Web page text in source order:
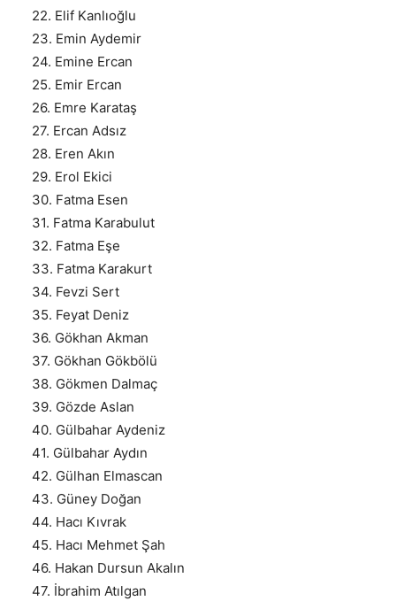
22. Elif Kanlıoğlu
23. Emin Aydemir
24. Emine Ercan
25. Emir Ercan
26. Emre Karataş
27. Ercan Adsız
28. Eren Akın
29. Erol Ekici
30. Fatma Esen
31. Fatma Karabulut
32. Fatma Eşe
33. Fatma Karakurt
34. Fevzi Sert
35. Feyat Deniz
36. Gökhan Akman
37. Gökhan Gökbölü
38. Gökmen Dalmaç
39. Gözde Aslan
40. Gülbahar Aydeniz
41. Gülbahar Aydın
42. Gülhan Elmascan
43. Güney Doğan
44. Hacı Kıvrak
45. Hacı Mehmet Şah
46. Hakan Dursun Akalın
47. İbrahim Atılgan